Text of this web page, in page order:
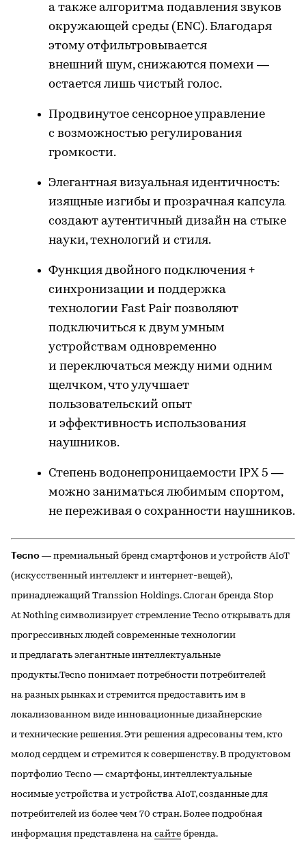
а также алгоритма подавления звуков
окружающей среды (ENC). Благодаря
этому отфильтровывается
внешний шум, снижаются помехи —
остается лишь чистый голос.
Продвинутое сенсорное управление
с возможностью регулирования
громкости.
Элегантная визуальная идентичность:
изящные изгибы и прозрачная капсула
создают аутентичный дизайн на стыке
науки, технологий и стиля.
Функция двойного подключения +
синхронизации и поддержка
технологии Fast Pair позволяют
подключиться к двум умным
устройствам одновременно
и переключаться между ними одним
щелчком, что улучшает
пользовательский опыт
и эффективность использования
наушников.
Степень водонепроницаемости IPX 5 —
можно заниматься любимым спортом,
не переживая о сохранности наушников.
Tecno — премиальный бренд смартфонов и устройств AIoT
(искусственный интеллект и интернет-вещей),
принадлежащий Transsion Holdings. Слоган бренда Stop
At Nothing символизирует стремление Tecno открывать для
прогрессивных людей современные технологии
и предлагать элегантные интеллектуальные
продукты.Tecno понимает потребности потребителей
на разных рынках и стремится предоставить им в
локализованном виде инновационные дизайнерские
и технические решения. Эти решения адресованы тем, кто
молод сердцем и стремится к совершенству. В продуктовом
портфолио Tecno — смартфоны, интеллектуальные
носимые устройства и устройства AIoT, созданные для
потребителей из более чем 70 стран. Более подробная
информация представлена на сайте бренда.